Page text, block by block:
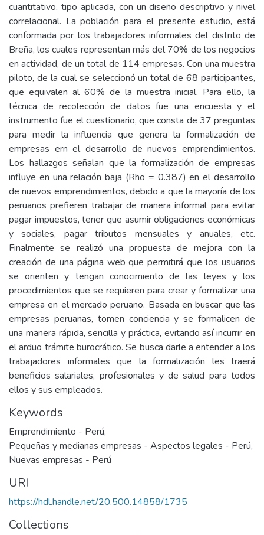
cuantitativo, tipo aplicada, con un diseño descriptivo y nivel
correlacional. La población para el presente estudio, está
conformada por los trabajadores informales del distrito de
Breña, los cuales representan más del 70% de los negocios
en actividad, de un total de 114 empresas. Con una muestra
piloto, de la cual se seleccionó un total de 68 participantes,
que equivalen al 60% de la muestra inicial. Para ello, la
técnica de recolección de datos fue una encuesta y el
instrumento fue el cuestionario, que consta de 37 preguntas
para medir la influencia que genera la formalización de
empresas ern el desarrollo de nuevos emprendimientos.
Los hallazgos señalan que la formalización de empresas
influye en una relación baja (Rho = 0.387) en el desarrollo
de nuevos emprendimientos, debido a que la mayoría de los
peruanos prefieren trabajar de manera informal para evitar
pagar impuestos, tener que asumir obligaciones económicas
y sociales, pagar tributos mensuales y anuales, etc.
Finalmente se realizó una propuesta de mejora con la
creación de una página web que permitirá que los usuarios
se orienten y tengan conocimiento de las leyes y los
procedimientos que se requieren para crear y formalizar una
empresa en el mercado peruano. Basada en buscar que las
empresas peruanas, tomen conciencia y se formalicen de
una manera rápida, sencilla y práctica, evitando así incurrir en
el arduo trámite burocrático. Se busca darle a entender a los
trabajadores informales que la formalización les traerá
beneficios salariales, profesionales y de salud para todos
ellos y sus empleados.
Keywords
Emprendimiento - Perú,
Pequeñas y medianas empresas - Aspectos legales - Perú,
Nuevas empresas - Perú
URI
https://hdl.handle.net/20.500.14858/1735
Collections